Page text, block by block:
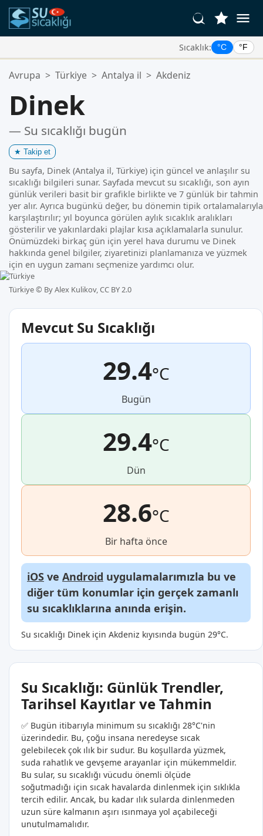
Sıcaklık: °C °F
Favori Konumlarınız:
Avrupa > Türkiye > Antalya il > Akdeniz
Dinek
— Su sıcaklığı bugün
★ Takip et
Bu sayfa, Dinek (Antalya il, Türkiye) için güncel ve anlaşılır su
sıcaklığı bilgileri sunar. Sayfada mevcut su sıcaklığı, son ayın
günlük verileri basit bir grafikle birlikte ve 7 günlük bir tahmin
yer alır. Ayrıca bugünkü değer, bu dönemin tipik ortalamalarıyla
karşılaştırılır; yıl boyunca görülen aylık sıcaklık aralıkları
gösterilir ve yakınlardaki plajlar kısa açıklamalarla sunulur.
Önümüzdeki birkaç gün için yerel hava durumu ve Dinek
hakkında genel bilgiler, ziyaretinizi planlamanıza ve yüzmek
için en uygun zamanı seçmenize yardımcı olur.
Türkiye © By Alex Kulikov, CC BY 2.0
Mevcut Su Sıcaklığı
29.4°C
Bugün
29.4°C
Dün
28.6°C
Bir hafta önce
iOS ve Android uygulamalarımızla bu ve
diğer tüm konumlar için gerçek zamanlı
su sıcaklıklarına anında erişin.
Su sıcaklığı Dinek için Akdeniz kıyısında bugün 29°C.
Su Sıcaklığı: Günlük Trendler,
Tarihsel Kayıtlar ve Tahmin
✅ Bugün itibarıyla minimum su sıcaklığı 28°C'nin
üzerindedir. Bu, çoğu insana neredeyse sıcak
gelebilecek çok ılık bir sudur. Bu koşullarda yüzmek,
suda rahatlık ve gevşeme arayanlar için mükemmeldir.
Bu sular, su sıcaklığı vücudu önemli ölçüde
soğutmadığı için sıcak havalarda dinlenmek için sıklıkla
tercih edilir. Ancak, bu kadar ılık sularda dinlenmeden
uzun süre kalmanın aşırı ısınmaya yol açabileceği
unutulmamalıdır.